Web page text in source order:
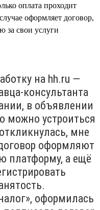
оплата проходит
оформляет договор,
за свои услуги
на hh.ru —
консультанта
в объявлении
можно устроиться
мне
оформляют
платформу, а ещё
оформилась